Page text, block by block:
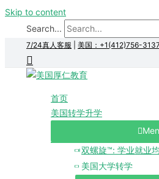
Skip to content
Search...
7/24真人客服 美国：+1(412)756-
首页
美国转学升学
双螺旋™: 学业就业
美国大学转学